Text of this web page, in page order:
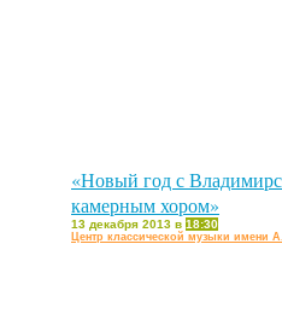
«Новый год с
камерным хором»
13 декабря 2013 в 18:30
Центр классической музыки имени